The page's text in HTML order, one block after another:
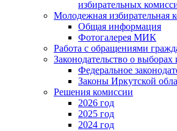
избирательных
Молодежная избирательная
Общая информация
Фотогалерея МИК
Работа с обращениями
Законодательство о
Федеральное
Законы Иркутской
Решения комиссии
2026 год
2025 год
2024 год